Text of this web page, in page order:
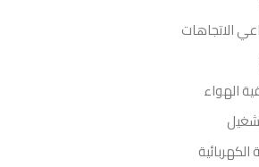
الاتجاهات
الهواء